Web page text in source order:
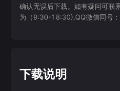
确认无误后下载。如有疑问可联
为（9:30-18:30),QQ微信同号
下载说明